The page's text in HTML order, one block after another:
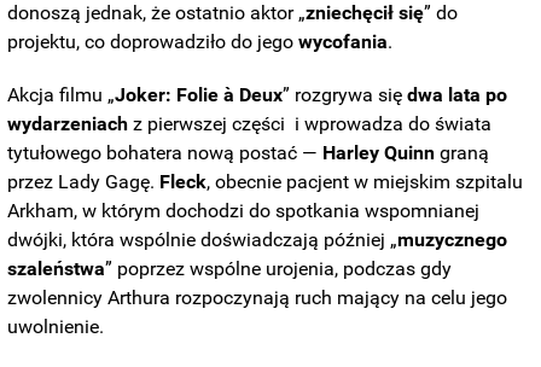
donoszą jednak, że ostatnio aktor „zniechęcił się” do
projektu, co doprowadziło do jegowycofania.
Akcja filmu „Joker: Folie à Deux” rozgrywa siędwa lata po
wydarzeniach z pierwszej części i wprowadza do świata
tytułowego bohatera nową postać — Harley Quinn graną
przez Lady Gagę. Fleck, obecnie pacjent w miejskim szpitalu
Arkham, w którym dochodzi do spotkania wspomnianej
dwójki, która wspólnie doświadczają później „muzycznego
szaleństwa” poprzez wspólne urojenia, podczas gdy
zwolennicy Arthura rozpoczynają ruch mający na celu jego
uwolnienie.